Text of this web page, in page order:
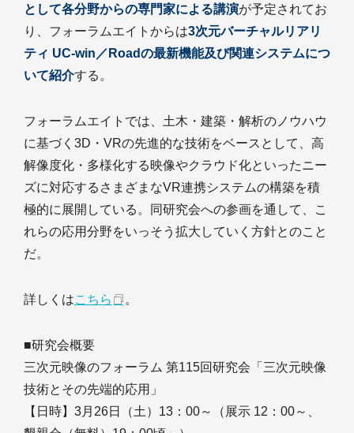
として各分野からの専門家による講演が予定されてお
り、フォーラムエイトからは3次元バーチャルリアリ
ティ UC-win／Roadの最新機能及び関連システムにつ
いて紹介する。
フォーラムエイトでは、土木・建築・解析のノウハウ
に基づく3D・VRの先進的な技術をベースとして、高
解像度化・多様化する映像やクラウド化といったニー
ズに対応するさまざまなVR連携システムの構築を積
極的に展開している。同研究会への参画を通して、こ
れらの応用分野をいっそう拡大していく方針とのこと
だ。
詳しくはこちら 。
■研究会概要
三次元映像のフォーラム 第115回研究会「三次元映像
技術とその先端的応用」
【日時】3月26日（土）13：00～（展示 12：00～、